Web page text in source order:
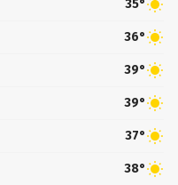
35°
36°
39°
39°
37°
38°